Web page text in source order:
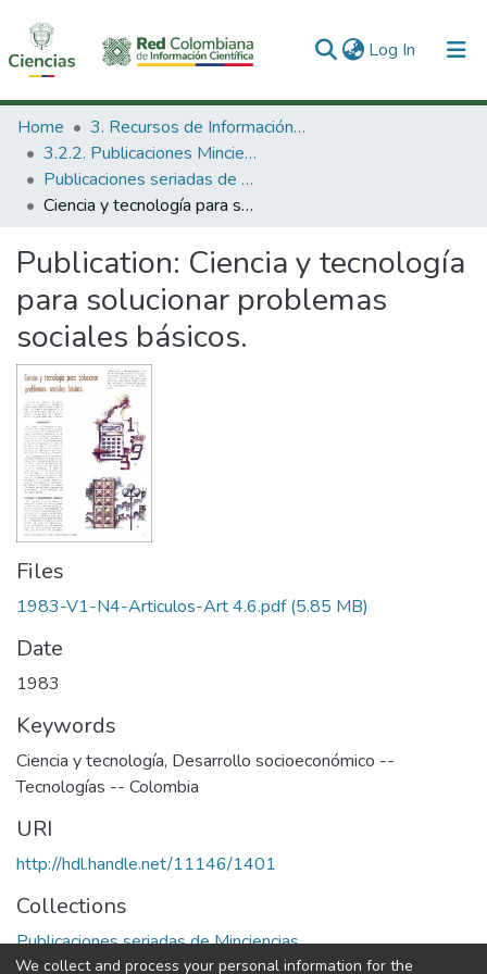
Log In (current)
Communities & Collections
All of DSpace
Statistics
Home
3. Recursos de Información Científica y Tecnológica
3.2.2. Publicaciones Minciencias
Publicaciones seriadas de Minciencias
Ciencia y tecnología para solucionar problemas sociales básicos.
Publication: Ciencia y tecnología
para solucionar problemas
sociales básicos.
Files
1983-V1-N4-Articulos-Art 4.6.pdf(5.85 MB)
Date
1983
Keywords
Ciencia y tecnología, Desarrollo socioeconómico --
Tecnologías -- Colombia
URI
http://hdl.handle.net/11146/1401
Collections
Publicaciones seriadas de Minciencias
We collect and process your personal information for the